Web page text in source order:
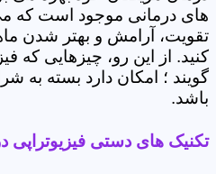
های درمانی موجود است که می
تقویت، آرامش و بهتر شدن
کنید. از این رو، چیزهایی که
گویند ؛ امکان دارد بسته به
باشد.
تکنیک های دستی فیزیوتراپی